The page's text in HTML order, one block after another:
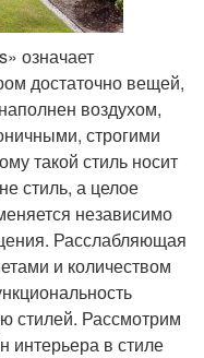
означает
достаточно вещей,
воздухом,
строгими
такой стиль носит
стиль, а целое
независимо
Расслабляющая
и количеством
стилей. Рассмотрим
интерьера в стиле